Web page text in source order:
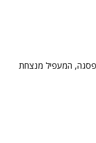
לפסגה, המעפיל מנצחת